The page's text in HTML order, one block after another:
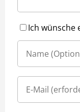
Ich wünsche